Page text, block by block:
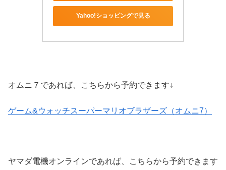
Yahoo!ショッピングで見る
オムニ７であれば、こちらから予約できます↓
ゲーム&ウォッチスーパーマリオブラザーズ（オムニ7）
ヤマダ電機オンラインであれば、こちらから予約できます